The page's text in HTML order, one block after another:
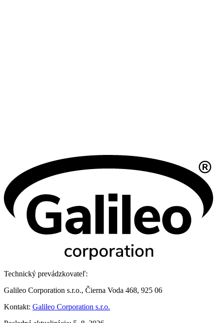
Technický prevádzkovateľ:
Galileo Corporation s.r.o., Čierna Voda 468, 925 06
Kontakt: Galileo Corporation s.r.o.